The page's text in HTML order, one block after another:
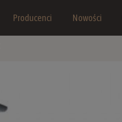
Producenci Nowości